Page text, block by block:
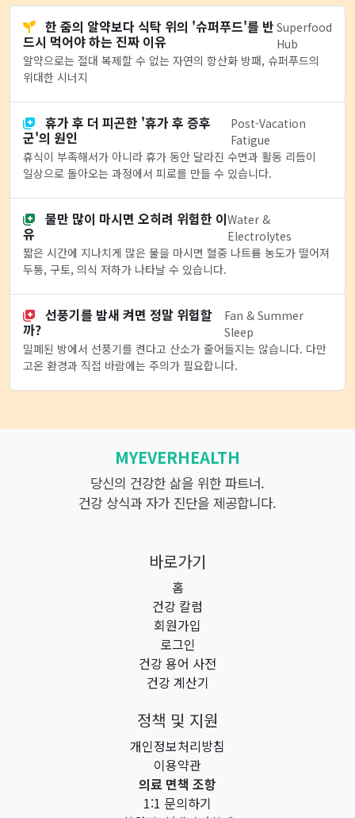
한 줌의 알약보다 식탁 위의 '슈퍼푸드'를 반
드시 먹어야 하는 진짜 이유
Superfood
Hub
알약으로는 절대 복제할 수 없는 자연의 항산화 방패, 슈퍼푸드의
위대한 시너지
휴가 후 더 피곤한 '휴가 후 증후
군'의 원인
Post-Vacation
Fatigue
휴식이 부족해서가 아니라 휴가 동안 달라진 수면과 활동 리듬이
일상으로 돌아오는 과정에서 피로를 만들 수 있습니다.
물만 많이 마시면 오히려 위험한 이
유
Water &
Electrolytes
짧은 시간에 지나치게 많은 물을 마시면 혈중 나트륨 농도가 떨어져
두통, 구토, 의식 저하가 나타날 수 있습니다.
선풍기를 밤새 켜면 정말 위험할
까?
Fan & Summer
Sleep
밀폐된 방에서 선풍기를 켠다고 산소가 줄어들지는 않습니다. 다만
고온 환경과 직접 바람에는 주의가 필요합니다.
MYEVERHEALTH
당신의 건강한 삶을 위한 파트너.
건강 상식과 자가 진단을 제공합니다.
바로가기
홈
건강 칼럼
회원가입
로그인
건강 용어 사전
건강 계산기
정책 및 지원
개인정보처리방침
이용약관
의료 면책 조항
1:1 문의하기